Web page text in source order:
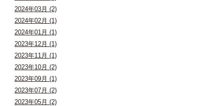
2024年03月 (2)
2024年02月 (1)
2024年01月 (1)
2023年12月 (1)
2023年11月 (1)
2023年10月 (2)
2023年09月 (1)
2023年07月 (2)
2023年05月 (2)